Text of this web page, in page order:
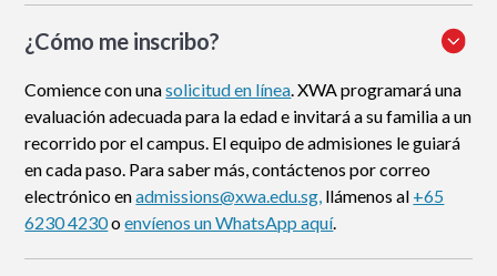
¿Cómo me inscribo?
Comience con unasolicitud en línea . XWA programará una
evaluación adecuada para la edad e invitará a su familia a un
recorrido por el campus. El equipo de admisiones le guiará
en cada paso. Para saber más, contáctenos por correo
electrónico enadmissions@xwa.edu.sg, llámenos al +65
6230 4230oenvíenos un WhatsApp aquí.